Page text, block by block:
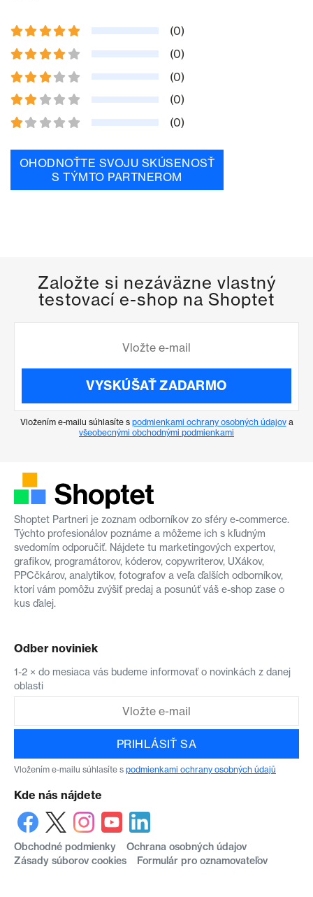
(0)
(0)
(0)
(0)
(0)
OHODNOŤTE SVOJU SKÚSENOSŤ
S TÝMTO PARTNEROM
Založte si nezáväzne vlastný
testovací e-shop na Shoptet
VYSKÚŠAŤ ZADARMO
Vložením e-mailu súhlasíte s podmienkami ochrany osobných údajova
všeobecnými obchodnými podmienkami
Shoptet Partneri je zoznam odborníkov zo sféry e-commerce.
Týchto profesionálov poznáme a môžeme ich s kľudným
svedomím odporučiť. Nájdete tu marketingových expertov,
grafikov, programátorov, kóderov, copywriterov, UXákov,
PPCčkárov, analytikov, fotografov a veľa ďalších odborníkov,
ktorí vám pomôžu zvýšiť predaj a posunúť váš e-shop zase o
kus ďalej.
Odber noviniek
1-2 × do mesiaca vás budeme informovať o novinkách z danej
oblasti
PRIHLÁSIŤ SA
Vložením e-mailu súhlasíte s podmienkami ochrany osobných údajů
Kde nás nájdete
Obchodné podmienky
Ochrana osobných údajov
Zásady súborov cookies
Formulár pro oznamovateľov